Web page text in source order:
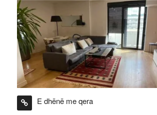
E dhënë me qera